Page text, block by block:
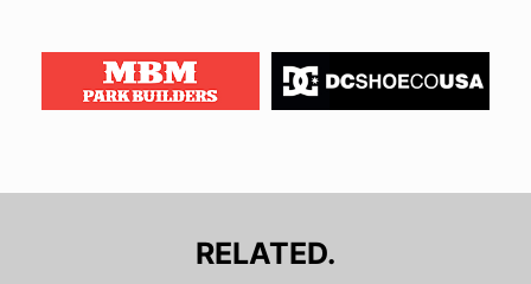
RELATED.